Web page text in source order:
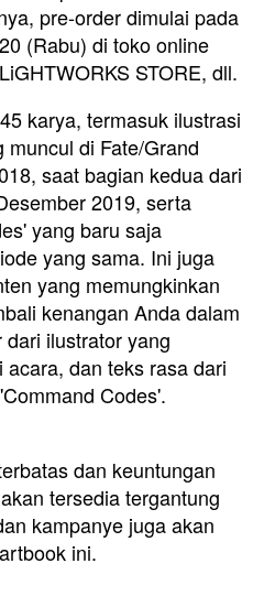
pre-order dimulai pada
(Rabu) di toko online
STORE, dll.
karya, termasuk ilustrasi
di Fate/Grand
saat bagian kedua dari
2019, serta
yang baru saja
yang sama. Ini juga
yang memungkinkan
kenangan Anda dalam
ilustrator yang
dan teks rasa dari
Codes'.
dan keuntungan
tersedia tergantung
kampanye juga akan
ini.